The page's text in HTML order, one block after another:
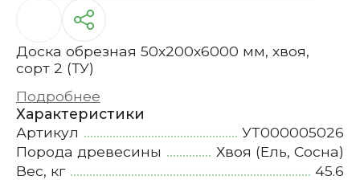
Доска обрезная 50х200х6000 мм, хвоя,
сорт 2 (ТУ)
Подробнее
Характеристики
Артикул
УТ000005026
Порода древесины
Хвоя (Ель, Сосна)
Вес, кг
45.6